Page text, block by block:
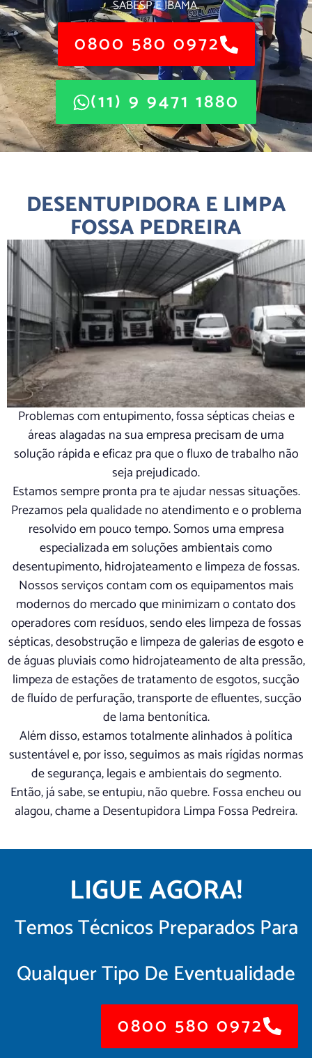
SABESP E IBAMA.
0800 580 0972
(11) 9 9471 1880
DESENTUPIDORA E LIMPA
FOSSA PEDREIRA
Problemas com entupimento, fossa sépticas cheias e
áreas alagadas na sua empresa precisam de uma
solução rápida e eficaz pra que o fluxo de trabalho não
seja prejudicado.
Estamos sempre pronta pra te ajudar nessas situações.
Prezamos pela qualidade no atendimento e o problema
resolvido em pouco tempo. Somos uma empresa
especializada em soluções ambientais como
desentupimento, hidrojateamento e limpeza de fossas.
Nossos serviços contam com os equipamentos mais
modernos do mercado que minimizam o contato dos
operadores com resíduos, sendo eles limpeza de fossas
sépticas, desobstrução e limpeza de galerias de esgoto e
de águas pluviais como hidrojateamento de alta pressão,
limpeza de estações de tratamento de esgotos, sucção
de fluído de perfuração, transporte de efluentes, sucção
de lama bentonítica.
Além disso, estamos totalmente alinhados à política
sustentável e, por isso, seguimos as mais rígidas normas
de segurança, legais e ambientais do segmento.
Então, já sabe, se entupiu, não quebre. Fossa encheu ou
alagou, chame a Desentupidora Limpa Fossa Pedreira.
LIGUE AGORA!
Temos Técnicos Preparados Para
Qualquer Tipo De Eventualidade
0800 580 0972